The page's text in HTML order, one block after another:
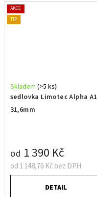
AKCE
TIP
sedlovka Limotec Alpha A1
31,6mm
Skladem (>5 ks)
od 1 148,76 Kč bez DPH
od 1 390 Kč
DETAIL